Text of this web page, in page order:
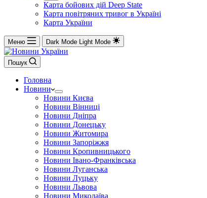
Карта бойових дій Deep State
Карта повітряних тривог в Україні
Карта України
Меню Dark Mode Light Mode
Пошук
Головна
Новини
Новини Києва
Новини Вінниці
Новини Дніпра
Новини Донецьку
Новини Житомира
Новини Запоріжжя
Новини Кропивницького
Новини Івано-Франківська
Новини Луганська
Новини Луцьку
Новини Львова
Новини Миколаїва